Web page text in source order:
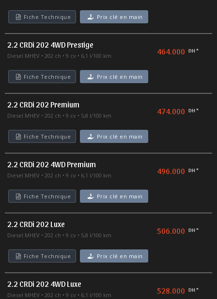
Fiche Technique Prix clé en main
2.2 CRDi 202 4WD Prestige
Diesel MHEV 202 ch 9 cv 6,1 l/100 km 464.000 DH *
Fiche Technique Prix clé en main
2.2 CRDi 202 Premium
Diesel MHEV 202 ch 9 cv 5,8 l/100 km 474.000 DH *
Fiche Technique Prix clé en main
2.2 CRDi 202 4WD Premium
Diesel MHEV 202 ch 9 cv 6,1 l/100 km 496.000 DH *
Fiche Technique Prix clé en main
2.2 CRDi 202 Luxe
Diesel MHEV 202 ch 9 cv 5,8 l/100 km 506.000 DH *
Fiche Technique Prix clé en main
2.2 CRDi 202 4WD Luxe
Diesel MHEV 202 ch 9 cv 6,1 l/100 km 528.000 DH *